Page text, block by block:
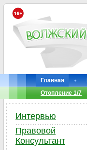
Главная
Отопление 1/7
Интервью
Правовой
Консультант